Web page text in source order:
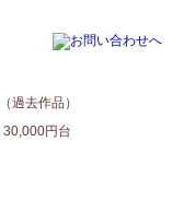
過去作品）
30,000円台